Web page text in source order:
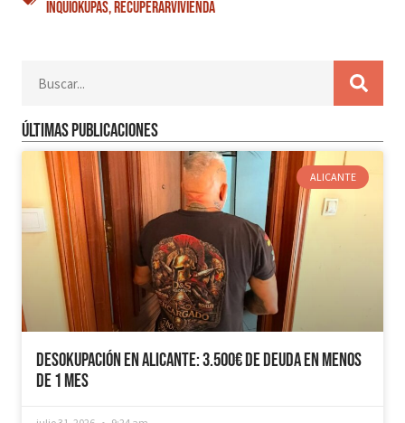
Inquiokupas,RecuperarVivienda
Últimas publicaciones
ALICANTE
Desokupación en Alicante: 3.500€ de Deuda en Menos
de 1 mes